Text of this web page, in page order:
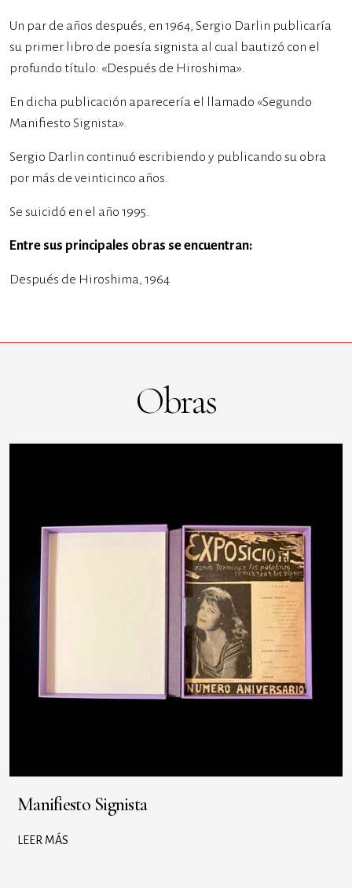
Un par de años después, en 1964, Sergio Darlin publicaría
su primer libro de poesía signista al cual bautizó con el
profundo título: «Después de Hiroshima».
En dicha publicación aparecería el llamado «Segundo
Manifiesto Signista».
Sergio Darlin continuó escribiendo y publicando su obra
por más de veinticinco años.
Se suicidó en el año 1995.
Entre sus principales obras se encuentran:
Después de Hiroshima, 1964
Obras
Manifiesto Signista
LEER MÁS